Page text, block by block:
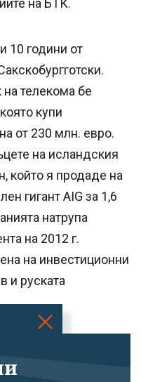
от
на БТК.
10 години от
телекома бе
купи
от 230 млн. евро.
на исландския
който я продаде на
гигант AIG за 1,6
натрупа
на 2012 г.
на инвестиционни
и руската